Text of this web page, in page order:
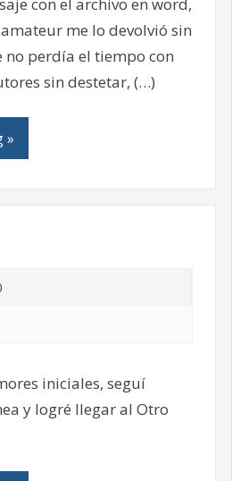
me lo devolvió sin
perdía el tiempo con
sin destetar, (…)
»
iniciales, seguí
y logré llegar al Otro